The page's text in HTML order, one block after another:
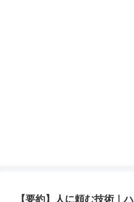
【要約】人に頼む技術｜